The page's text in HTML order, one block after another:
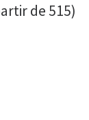
de 515)